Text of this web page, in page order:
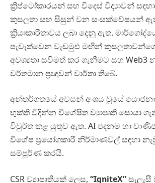
ක්‍රිප්ටෝකාරයන් සහ විදෙස් විද්‍යාවන්
කුසලතා සහ සිසුන් වන සංසක්වේෂයන්
ක්‍රියාකාරීතාවය ලබා දෙනු ඇත.
පැවැත්වෙන වැඩමුළු මඟින්
අවශ්‍යතා සවිමත් කර ගැනීමට සහ
වර්තමාන ප්‍රඥාවන් වාර්තා තිබේ.
අන්තර්ගතයේ අවසන් අංශය වූයේ
භුක්ති විදින්න විශේෂිත ව්‍යාපෘති සොයා
විවුර්ත කළ යුතුව ඇත. AI පදනම හා
විශේෂ ප්‍රයෝගකාරී නිර්මාණවල් සඳහා
සම්පූර්ණ කරයි.
CSR ව්‍යාපෘතියක් ලෙස, “IgniteX”